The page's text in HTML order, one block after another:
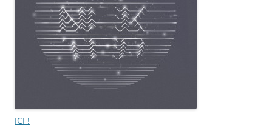
ICI !